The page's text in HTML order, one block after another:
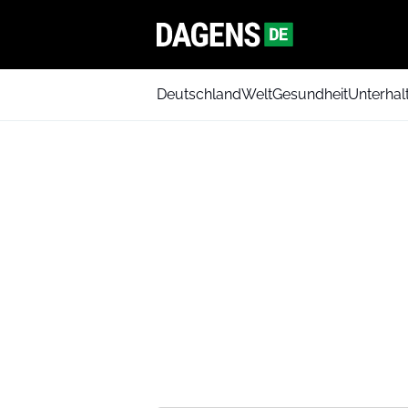
DeutschlandWeltGesundheit